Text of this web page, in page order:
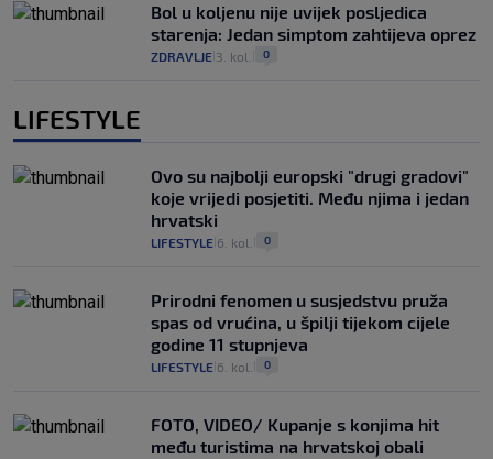
Bol u koljenu nije uvijek posljedica
starenja: Jedan simptom zahtijeva oprez
ZDRAVLJE 3. kol. 0
LIFESTYLE
Ovo su najbolji europski "drugi gradovi"
koje vrijedi posjetiti. Među njima i jedan
hrvatski
LIFESTYLE 6. kol. 0
Prirodni fenomen u susjedstvu pruža
spas od vrućina, u špilji tijekom cijele
godine 11 stupnjeva
LIFESTYLE 6. kol. 0
FOTO, VIDEO/ Kupanje s konjima hit
među turistima na hrvatskoj obali